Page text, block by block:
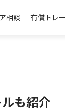
相談 有償トレ
も紹介